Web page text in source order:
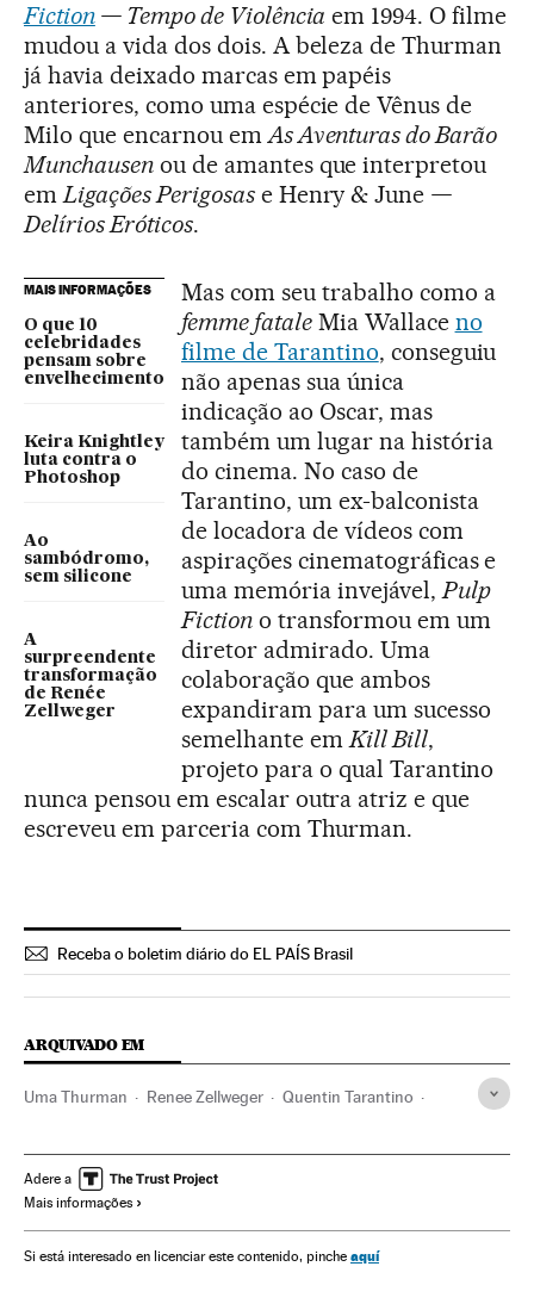
Fiction— Tempo de Violência em 1994. O filme
mudou a vida dos dois. A beleza de Thurman
já havia deixado marcas em papéis
anteriores, como uma espécie de Vênus de
Milo que encarnou emAs Aventuras do Barão
Munchausenou de amantes que interpretou
emLigações Perigosase Henry & June —
Delírios Eróticos.
MAIS INFORMAÇÕES
O que 10
celebridades
pensam sobre
envelhecimento
Keira Knightley
luta contra o
Photoshop
Ao
sambódromo,
sem silicone
A
surpreendente
transformação
de Renée
Zellweger
Mas com seu trabalho como a
femme fataleMia Wallace no
filme de Tarantino, conseguiu
não apenas sua única
indicação ao Oscar, mas
também um lugar na história
do cinema. No caso de
Tarantino, um ex-balconista
de locadora de vídeos com
aspirações cinematográficas e
uma memória invejável,Pulp
Fictiono transformou em um
diretor admirado. Uma
colaboração que ambos
expandiram para um sucesso
semelhante emKill Bill,
projeto para o qual Tarantino
nunca pensou em escalar outra atriz e que
escreveu em parceria com Thurman.
Receba o boletim diário do EL PAÍS Brasil
ARQUIVADO EM
Uma Thurman Renee Zellweger Quentin Tarantino
Estilo vida Medicina Saúde
Adere a
Mais informações
Si está interesado en licenciar este contenido, pinche aquí